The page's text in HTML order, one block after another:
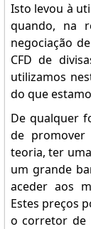
Isto levou à
quando, na
negociação
CFD de
utilizamos
do que
De qualquer
de
teoria, ter
um grande
aceder aos
Estes preços
o corretor de